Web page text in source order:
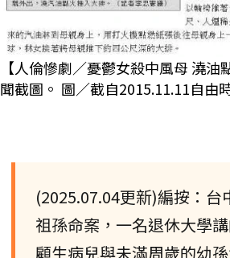
【人倫慘劇／憂鬱女殺中風母 澆
聞截圖。 圖／截自2015.11.11自由
(2025.07.04更新)編按：台
祖孫命案，一名退休大學
顧生病兒與未滿周歲的幼